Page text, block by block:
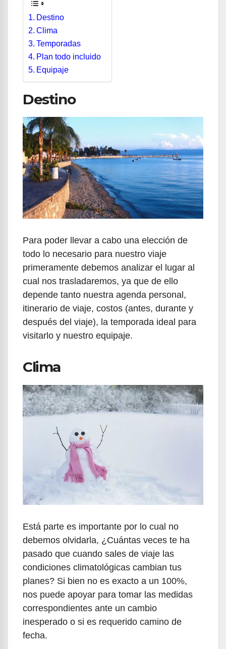
Destino
Clima
Temporadas
Plan todo incluido
Equipaje
Destino
Para poder llevar a cabo una elección de
todo lo necesario para nuestro viaje
primeramente debemos analizar el lugar al
cual nos trasladaremos, ya que de ello
depende tanto nuestra agenda personal,
itinerario de viaje, costos (antes, durante y
después del viaje), la temporada ideal para
visitarlo y nuestro equipaje.
Clima
Está parte es importante por lo cual no
debemos olvidarla, ¿Cuántas veces te ha
pasado que cuando sales de viaje las
condiciones climatológicas cambian tus
planes? Si bien no es exacto a un 100%,
nos puede apoyar para tomar las medidas
correspondientes ante un cambio
inesperado o si es requerido camino de
fecha.